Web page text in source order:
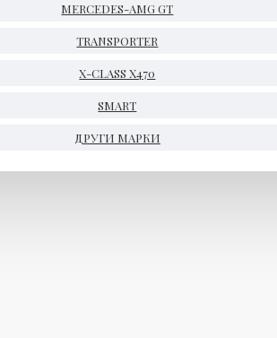
MERCEDES-AMG GT
TRANSPORTER
X-CLASS X470
SMART
ДРУГИ МАРКИ